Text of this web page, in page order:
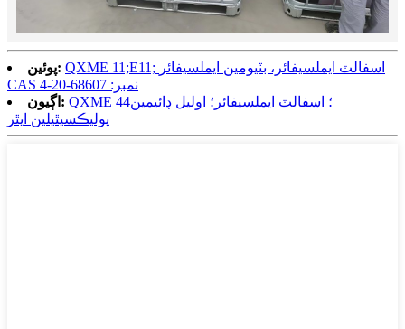
پوئين: QXME 11;E11; اسفالٽ ايملسيفائر، بٽيومين ايملسيفائر
CAS نمبر: 68607-20-4
اڳيون: QXME 44؛ اسفالٽ ايملسيفائر؛ اوليل ڊائيمين
پوليڪسيٿيلين ايٿر